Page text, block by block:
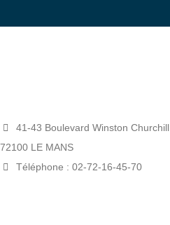
41-43 Boulevard Winston Churchill
72100 LE MANS
Téléphone : 02-72-16-45-70